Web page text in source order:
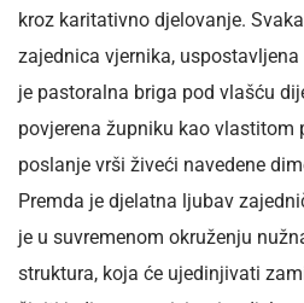
kroz karitativno djelovanje.
zajednica vjernika,
je pastoralna briga pod vlašću
povjerena župniku kao vlastitom
poslanje vrši živeći navedene
Premda je djelatna ljubav
je u suvremenom okruženju
struktura, koja će ujedinjivati